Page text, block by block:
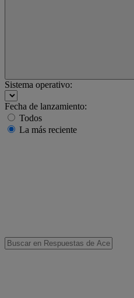
Sistema operativo:
Fecha de lanzamiento:
Todos
La más reciente